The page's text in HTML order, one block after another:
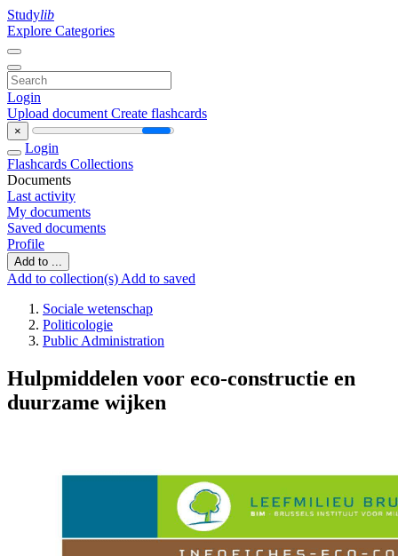
Studylib
Explore Categories
Login
Upload document Create flashcards
×
Login
Flashcards Collections
Documents
Last activity
My documents
Saved documents
Profile
Add to ...
Add to collection(s) Add to saved
Sociale wetenschap
Politicologie
Public Administration
Hulpmiddelen voor eco-constructie en
duurzame wijken